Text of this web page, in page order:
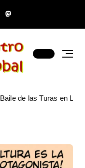
Baile de las Turas en